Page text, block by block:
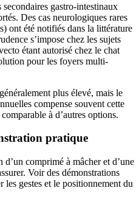
gastro-intestinaux
Des cas neurologiques rares
ont été notifiés dans la littérature
s’impose chez les sujets
étant autorisé chez le chat
pour les foyers multi-
plus élevé, mais le
compense souvent cette
à d’autres options.
pratique
comprimé à mâcher et d’une
Voir des démonstrations
gestes et le positionnement du